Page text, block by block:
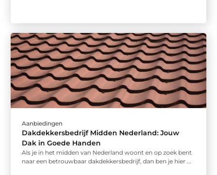
Aanbiedingen
Dakdekkersbedrijf Midden Nederland: Jouw
Dak in Goede Handen
Als je in het midden van Nederland woont en op zoek bent
naar een betrouwbaar dakdekkersbedrijf, dan ben je hier ...